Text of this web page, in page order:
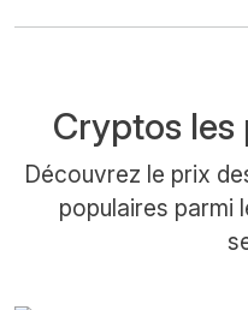
Cryptos les
Découvrez le prix
populaires parmi